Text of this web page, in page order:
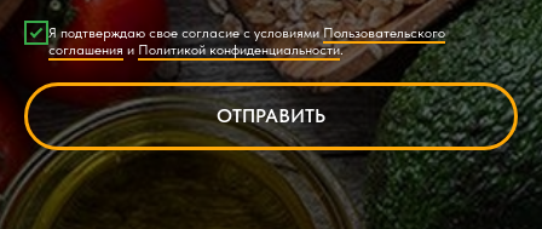
Я подтверждаю свое согласие с условиямиПользовательского
соглашения и Политикой конфиденциальности.
ОТПРАВИТЬ